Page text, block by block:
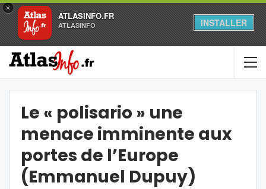
×
ATLASINFO.FR
ATLASINFO INSTALLER
Le « polisario » une
menace imminente aux
portes de l’Europe
(Emmanuel Dupuy)